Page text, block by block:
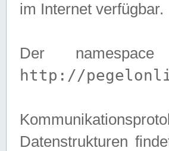
im Internet verfügbar.
Der
http://
Datenstrukturen